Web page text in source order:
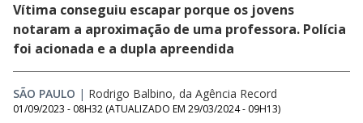
Vítima conseguiu escapar porque os jovens
notaram a aproximação de uma professora. Polícia
foi acionada e a dupla apreendida
SÃO PAULO | Rodrigo Balbino, da Agência Record
01/09/2023 - 08H32 (ATUALIZADO EM 29/03/2024 - 09H13)